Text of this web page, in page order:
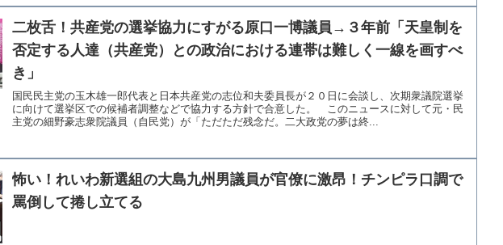
二枚舌！共産党の選挙協力にすがる原口一博議員→３年前「天皇制を
否定する人達（共産党）との政治における連帯は難しく一線を画すべ
き」
国民民主党の玉木雄一郎代表と日本共産党の志位和夫委員長が２０日に会談し、次期衆議院選挙
に向けて選挙区での候補者調整などで協力する方針で合意した。 このニュースに対して元・民
主党の細野豪志衆院議員（自民党）が「ただただ残念だ。二大政党の夢は終...
怖い！れいわ新選組の大島九州男議員が官僚に激昂！チンピラ口調で
罵倒して捲し立てる